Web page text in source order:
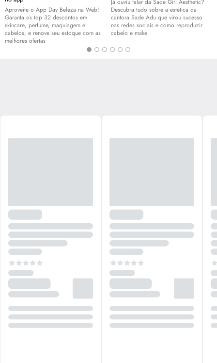
Aproveite o App Day Beleza na Web!
Garanta os top 32 descontos em
skincare, perfume, maquiagem e
cabelos, e renove seu estoque com as
melhores ofertas
Já ouviu falar da Sade Girl Aesthetic?
Descubra tudo sobre a estética da
cantora Sade Adu que virou sucesso
nas redes sociais e como reproduzir
cabelo e make